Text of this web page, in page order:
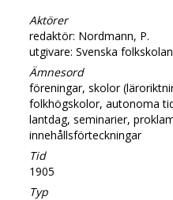
Aktörer
redaktör: Nordmann, P.
utgivare: Svenska
Ämnesord
föreningar, skolor
folkhögskolor, autonoma
lantdag, seminarier,
innehållsförteckningar
Tid
1905
Typ